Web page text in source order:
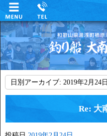
日別アーカイブ: 2019年2月24日
Re: 大